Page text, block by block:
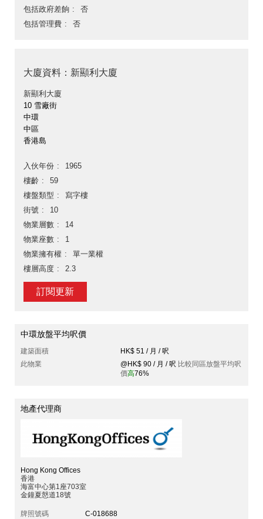
包括政府差餉
否
包括管理費
否
大廈資料：新顯利大廈
新顯利大廈
10 雪廠街
中環
中區
香港島
入伙年份
1965
樓齡
59
樓盤類型
寫字樓
街號
10
物業層數
14
物業座數
1
物業擁有權
單一業權
樓層高度
2.3
訂閱更新
中環放盤平均呎價
建築面積
HK$ 51 / 月 / 呎
此物業
@HK$ 90 / 月 / 呎 比較同區放盤平均呎
價高76%
地產代理商
Hong Kong Offices
香港
海富中心第1座703室
金鐘夏慤道18號
牌照號碼
C-018688